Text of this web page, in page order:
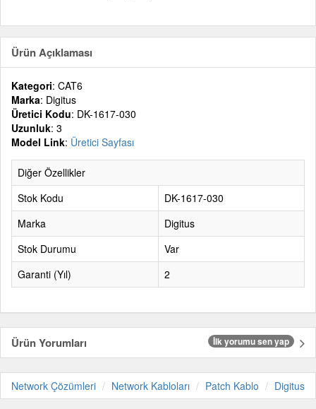
Ürün Açıklaması
Kategori: CAT6
Marka: Digitus
Üretici Kodu: DK-1617-030
Uzunluk: 3
Model Link: Üretici Sayfası
Diğer Özellikler
Stok Kodu
DK-1617-030
Marka
Digitus
Stok Durumu
Var
Garanti (Yıl)
2
Ürün Yorumları İlk yorumu sen yap
Network Çözümleri Network Kabloları Patch Kablo Digitus